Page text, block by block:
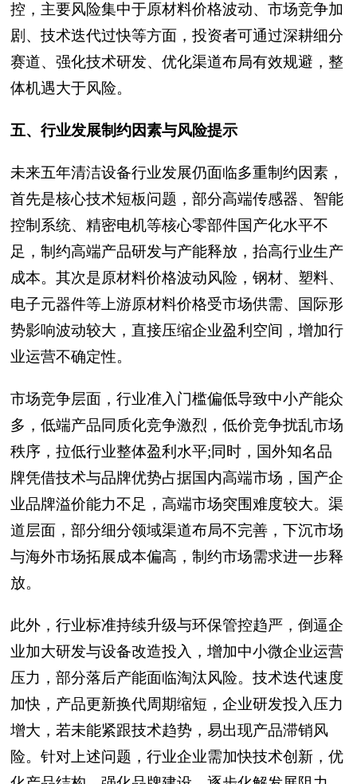
控，主要风险集中于原材料价格波动、市场竞争加
剧、技术迭代过快等方面，投资者可通过深耕细分
赛道、强化技术研发、优化渠道布局有效规避，整
体机遇大于风险。
五、行业发展制约因素与风险提示
未来五年清洁设备行业发展仍面临多重制约因素，
首先是核心技术短板问题，部分高端传感器、智能
控制系统、精密电机等核心零部件国产化水平不
足，制约高端产品研发与产能释放，抬高行业生产
成本。其次是原材料价格波动风险，钢材、塑料、
电子元器件等上游原材料价格受市场供需、国际形
势影响波动较大，直接压缩企业盈利空间，增加行
业运营不确定性。
市场竞争层面，行业准入门槛偏低导致中小产能众
多，低端产品同质化竞争激烈，低价竞争扰乱市场
秩序，拉低行业整体盈利水平;同时，国外知名品
牌凭借技术与品牌优势占据国内高端市场，国产企
业品牌溢价能力不足，高端市场突围难度较大。渠
道层面，部分细分领域渠道布局不完善，下沉市场
与海外市场拓展成本偏高，制约市场需求进一步释
放。
此外，行业标准持续升级与环保管控趋严，倒逼企
业加大研发与设备改造投入，增加中小微企业运营
压力，部分落后产能面临淘汰风险。技术迭代速度
加快，产品更新换代周期缩短，企业研发投入压力
增大，若未能紧跟技术趋势，易出现产品滞销风
险。针对上述问题，行业企业需加快技术创新，优